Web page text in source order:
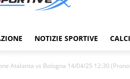
NOTIZIE SPORTIVE
Atalanta vs Bologna 14/04/25 12:30